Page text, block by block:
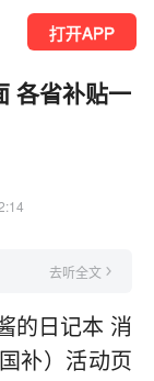
打开APP
各省补贴一
去听全文
的日记本 消
补）活动页